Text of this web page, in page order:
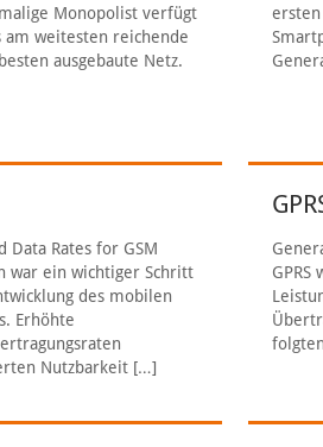
Monopolist verfügt
am weitesten reichende
ausgebaute Netz.
Data Rates for GSM
war ein wichtiger Schritt
des mobilen
Erhöhte
Nutzbarkeit […]
GPRS
folgten